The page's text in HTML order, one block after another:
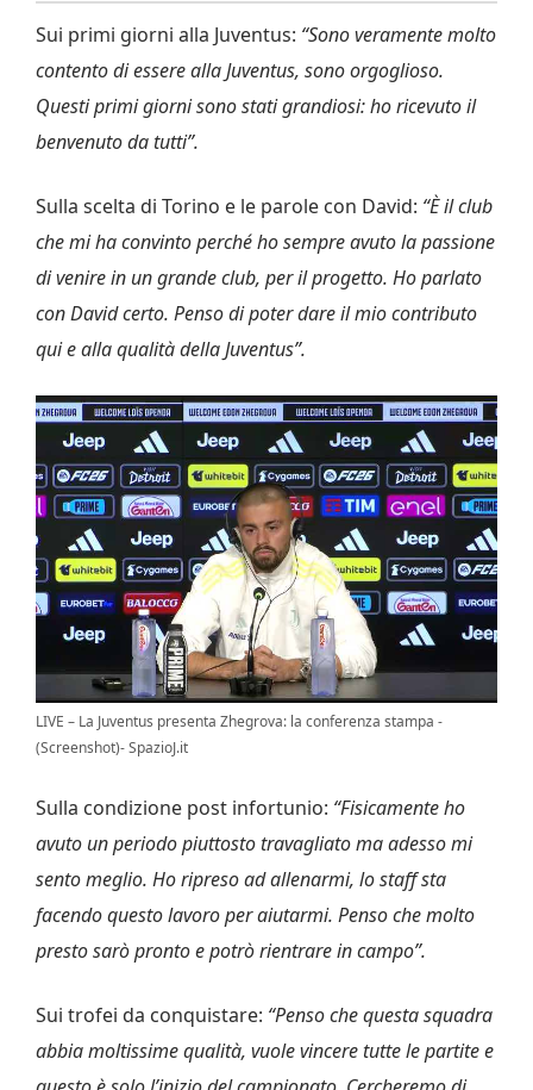
Sui primi giorni alla Juventus: “Sono veramente molto
contento di essere alla Juventus, sono orgoglioso.
Questi primi giorni sono stati grandiosi: ho ricevuto il
benvenuto da tutti”.
Sulla scelta di Torino e le parole con David: “È il club
che mi ha convinto perché ho sempre avuto la passione
di venire in un grande club, per il progetto. Ho parlato
con David certo. Penso di poter dare il mio contributo
qui e alla qualità della Juventus”.
LIVE – La Juventus presenta Zhegrova: la conferenza stampa -
(Screenshot)- SpazioJ.it
Sulla condizione post infortunio: “Fisicamente ho
avuto un periodo piuttosto travagliato ma adesso mi
sento meglio. Ho ripreso ad allenarmi, lo staff sta
facendo questo lavoro per aiutarmi. Penso che molto
presto sarò pronto e potrò rientrare in campo”.
Sui trofei da conquistare: “Penso che questa squadra
abbia moltissime qualità, vuole vincere tutte le partite e